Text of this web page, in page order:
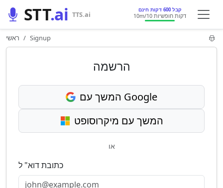
STT.ai TTS.ai קבל 600 דקות חינם
10m /10 דקות חופשיות
ראשי Signup
הרשמה
המשך עם Google
המשך עם מיקרוסופט
או
כתובת דוא" ל